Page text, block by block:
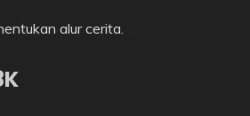
alur cerita.